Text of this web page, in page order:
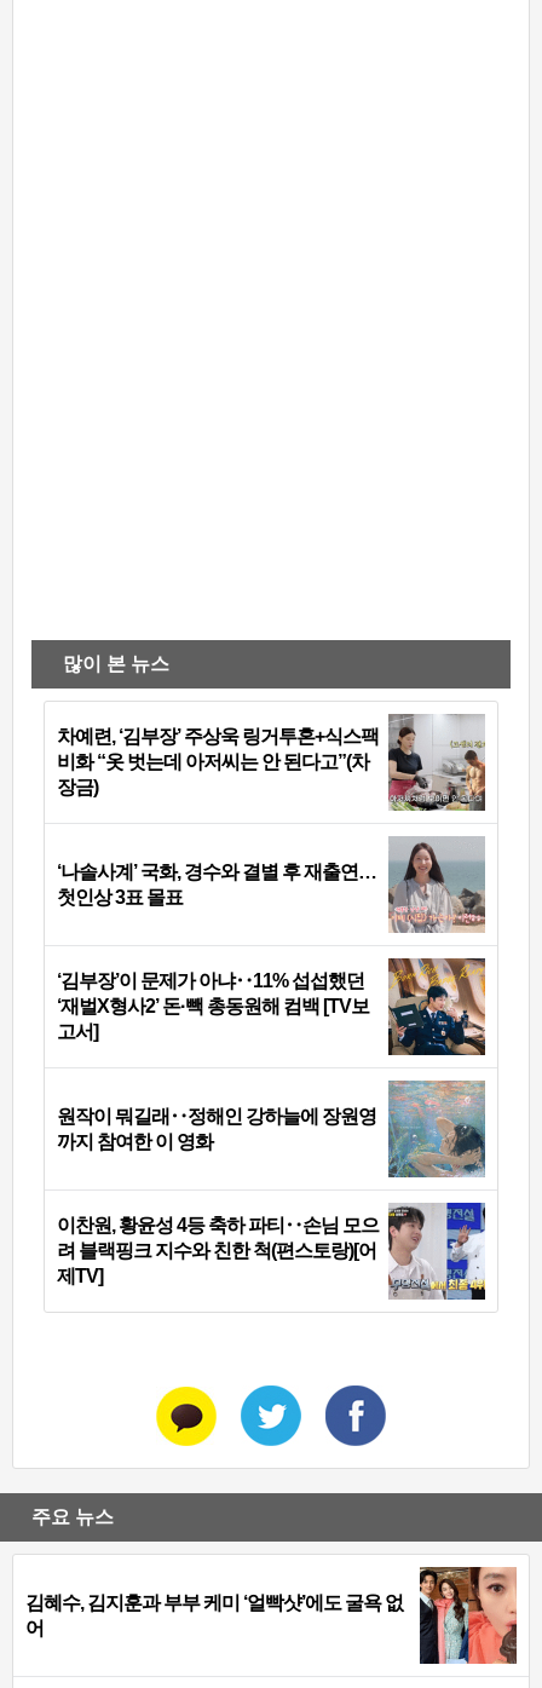
많이 본 뉴스
차예련, ‘김부장’ 주상욱 링거투혼+식스팩
비화 “옷 벗는데 아저씨는 안 된다고”(차
장금)
‘나솔사계’ 국화, 경수와 결별 후 재출연…
첫인상 3표 몰표
‘김부장’이 문제가 아냐‥11% 섭섭했던
‘재벌X형사2’ 돈·빽 총동원해 컴백 [TV보
고서]
원작이 뭐길래‥정해인 강하늘에 장원영
까지 참여한 이 영화
이찬원, 황윤성 4등 축하 파티‥손님 모으
려 블랙핑크 지수와 친한 척(편스토랑)[어
제TV]
주요 뉴스
김혜수, 김지훈과 부부 케미 ‘얼빡샷’에도 굴욕 없
어